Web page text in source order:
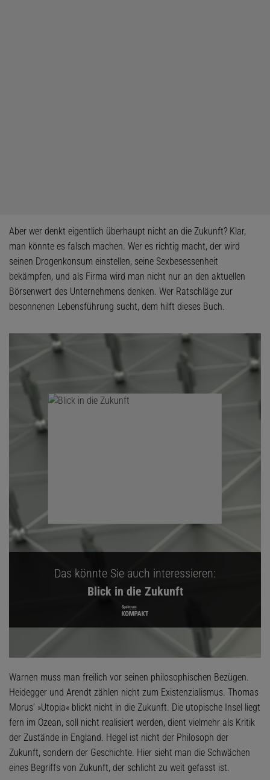
Aber wer denkt eigentlich überhaupt nicht an die Zukunft? Klar,
man könnte es falsch machen. Wer es richtig macht, der wird
seinen Drogenkonsum einstellen, seine Sexbesessenheit
bekämpfen, und als Firma wird man nicht nur an den aktuellen
Börsenwert des Unternehmens denken. Wer Ratschläge zur
besonnenen Lebensführung sucht, dem hilft dieses Buch.
Das könnte Sie auch interessieren:
Blick in die Zukunft
Warnen muss man freilich vor seinen philosophischen Bezügen.
Heidegger und Arendt zählen nicht zum Existenzialismus. Thomas
Morus’ »Utopia« blickt nicht in die Zukunft. Die utopische Insel liegt
fern im Ozean, soll nicht realisiert werden, dient vielmehr als Kritik
der Zustände in England. Hegel ist nicht der Philosoph der
Zukunft, sondern der Geschichte. Hier sieht man die Schwächen
eines Begriffs von Zukunft, der schlicht zu weit gefasst ist.